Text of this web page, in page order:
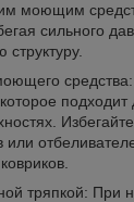
моющим
сильного
структуру.
подходит
или
тряпкой: При